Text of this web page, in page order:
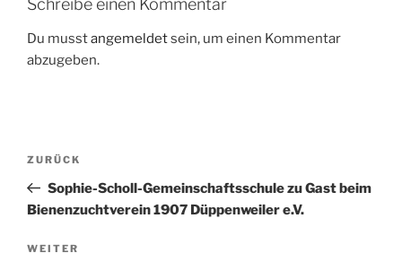
Schreibe einen Kommentar
Du musstangemeldetsein, um einen Kommentar
abzugeben.
Beitragsnavigation
Vorheriger
Beitrag
ZURÜCK
Sophie-Scholl-Gemeinschaftsschule zu Gast beim
Bienenzuchtverein 1907 Düppenweiler e.V.
Nächster
WEITER